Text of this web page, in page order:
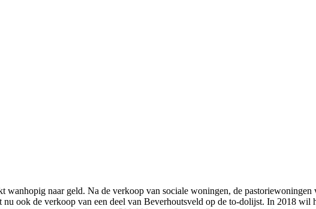
naar geld. Na de verkoop van sociale woningen, de pastoriewoningen
ook de verkoop van een deel van Beverhoutsveld op de to-dolijst. In 2018 wil